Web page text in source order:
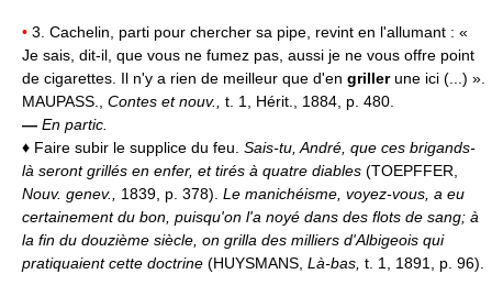
• 3. Cachelin, parti pour chercher sa pipe, revint en l'allumant : «
Je sais, dit-il, que vous ne fumez pas, aussi je ne vous offre point
de cigarettes. Il n'y a rien de meilleur que d'en grillerune ici (...) ».
MAUPASS., Contes et nouv., t. 1, Hérit., 1884, p. 480.
— En partic.
♦ Faire subir le supplice du feu. Sais-tu, André, que ces brigands-
là seront grillés en enfer, et tirés à quatre diables (TOEPFFER,
Nouv. genev., 1839, p. 378). Le manichéisme, voyez-vous, a eu
certainement du bon, puisqu'on l'a noyé dans des flots de sang; à
la fin du douzième siècle, on grilla des milliers d'Albigeois qui
pratiquaient cette doctrine (HUYSMANS, Là-bas, t. 1, 1891, p. 96).